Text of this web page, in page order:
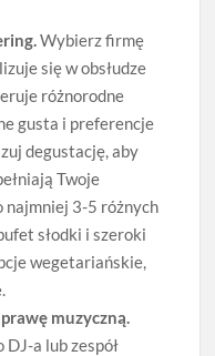
Wybierz firmę
się w obsłudze
różnorodne
gusta i preferencje
degustację, aby
Twoje
najmniej 3-5 różnych
słodki i szeroki
wegetariańskie,
muzyczną.
a lub zespół